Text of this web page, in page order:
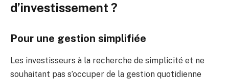
d’investissement ?
Pour une gestion simplifiée
Les investisseurs à la recherche de simplicité et ne
souhaitant pas s’occuper de la gestion quotidienne